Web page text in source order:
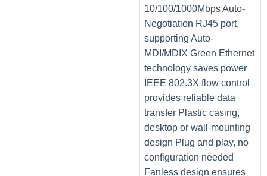
10/100/1000Mbps Auto-
Negotiation RJ45 port,
supporting Auto-
MDI/MDIX Green Ethernet
technology saves power
IEEE 802.3X flow control
provides reliable data
transfer Plastic casing,
desktop or wall-mounting
design Plug and play, no
configuration needed
Fanless design ensures